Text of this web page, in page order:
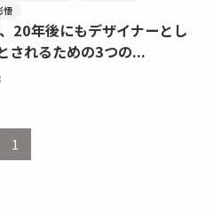
悟
20年後にもデザイナーとし
されるための3つの...
1